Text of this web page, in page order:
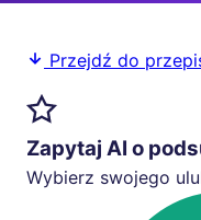
Przejdź do
Zapytaj AI o
Wybierz swojego